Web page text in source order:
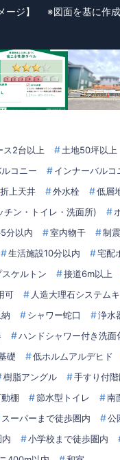
ージ】 ※図面を基に作
ス2台以上 土地50坪以上
コニー インナーバルコ
折上天井 外水栓 低層
チン・トイレ・洗面所)
分以内 室内物干
制
生活施設10分以内 宅配
ケルトン 接道6m以上
可 人造大理石システム
シャワー蛇口 浄水
ハンドシャワー付き洗面
礎 低ホルムアルデヒド
樹脂アングル 手すり付
棚 節水型トイレ 南
スーパーまで徒歩圏内
公
小学校まで徒歩圏内